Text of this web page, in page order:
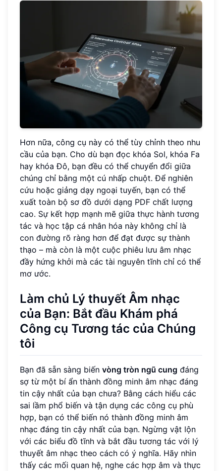
Hơn nữa, công cụ này có thể tùy chỉnh theo nhu
cầu của bạn. Cho dù bạn đọc khóa Sol, khóa Fa
hay khóa Đô, bạn đều có thể chuyển đổi giữa
chúng chỉ bằng một cú nhấp chuột. Để nghiên
cứu hoặc giảng dạy ngoại tuyến, bạn có thể
xuất toàn bộ sơ đồ dưới dạng PDF chất lượng
cao. Sự kết hợp mạnh mẽ giữa thực hành tương
tác và học tập cá nhân hóa này không chỉ là
con đường rõ ràng hơn để đạt được sự thành
thạo – mà còn là một cuộc phiêu lưu âm nhạc
đầy hứng khởi mà các tài nguyên tĩnh chỉ có thể
mơ ước.
Làm chủ Lý thuyết Âm nhạc
của Bạn: Bắt đầu Khám phá
Công cụ Tương tác của Chúng
tôi
Bạn đã sẵn sàng biến vòng tròn ngũ cung đáng
sợ từ một bí ẩn thành đồng minh âm nhạc đáng
tin cậy nhất của bạn chưa? Bằng cách hiểu các
sai lầm phổ biến và tận dụng các công cụ phù
hợp, bạn có thể biến nó thành đồng minh âm
nhạc đáng tin cậy nhất của bạn. Ngừng vật lộn
với các biểu đồ tĩnh và bắt đầu tương tác với lý
thuyết âm nhạc theo cách có ý nghĩa. Hãy nhìn
thấy các mối quan hệ, nghe các hợp âm và thực